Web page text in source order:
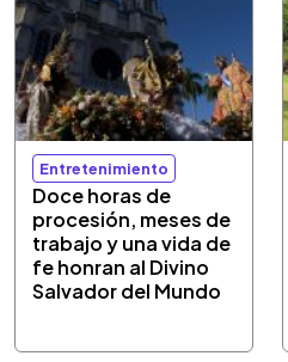
Entretenimiento
Doce horas de
procesión, meses de
trabajo y una vida de
fe honran al Divino
Salvador del Mundo